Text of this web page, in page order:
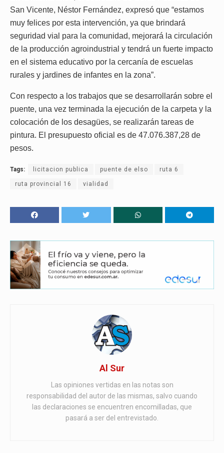
San Vicente, Néstor Fernández, expresó que “estamos
muy felices por esta intervención, ya que brindará
seguridad vial para la comunidad, mejorará la circulación
de la producción agroindustrial y tendrá un fuerte impacto
en el sistema educativo por la cercanía de escuelas
rurales y jardines de infantes en la zona”.
Con respecto a los trabajos que se desarrollarán sobre el
puente, una vez terminada la ejecución de la carpeta y la
colocación de los desagües, se realizarán tareas de
pintura. El presupuesto oficial es de 47.076.387,28 de
pesos.
Tags: licitacion publica puente de elso ruta 6
ruta provincial 16 vialidad
Al Sur
Las opiniones vertidas en las notas son
responsabilidad del autor de las mismas, salvo cuando
las declaraciones se encuentren encomilladas, que
pasará a ser del entrevistado.